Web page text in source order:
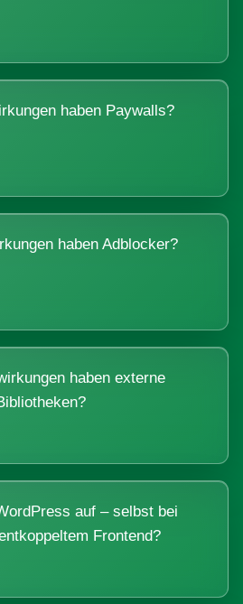
haben Paywalls?
haben Adblocker?
haben externe
auf – selbst bei
Frontend?